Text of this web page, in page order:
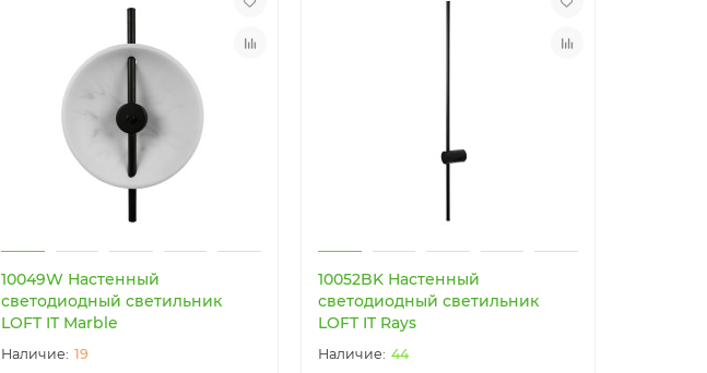
10049W Настенный
светодиодный светильник
LOFT IT Marble
19
10052BK Настенный
светодиодный светильник
LOFT IT Rays
44